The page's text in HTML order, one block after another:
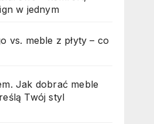
w jednym
vs. meble z płyty – co
Jak dobrać meble
Twój styl